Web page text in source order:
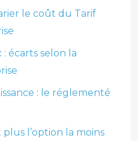
le coût du Tarif
écarts selon la
: le réglementé
plus l’option la moins